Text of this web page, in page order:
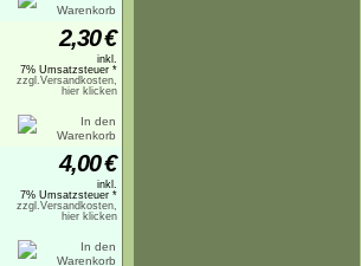
2,30€
inkl.
7% Umsatzsteuer *
zzgl.Versandkosten,
hier klicken
4,00€
inkl.
7% Umsatzsteuer *
zzgl.Versandkosten,
hier klicken